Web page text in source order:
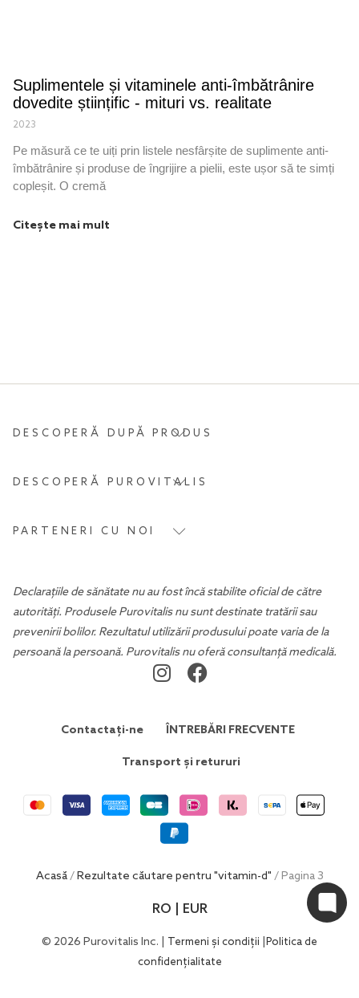
Suplimentele și vitaminele anti-îmbătrânire
dovedite științific - mituri vs. realitate
2023
Pe măsură ce te uiți prin listele nesfârșite de suplimente anti-
îmbătrânire și produse de îngrijire a pielii, este ușor să te simți
copleșit. O cremă
Citește mai mult
DESCOPERĂ DUPĂ PRODUS
DESCOPERĂ PUROVITALIS
PARTENERI CU NOI
Declarațiile de sănătate nu au fost încă stabilite oficial de către
autorități. Produsele Purovitalis nu sunt destinate tratării sau
prevenirii bolilor. Rezultatul utilizării produsului poate varia de la
persoană la persoană. Purovitalis nu oferă consultanță medicală.
Contactați-ne ÎNTREBĂRI FRECVENTE
Transport și retururi
Acasă/Rezultate căutare pentru "vitamin-d" / Pagina 3
RO | EUR
© 2026 Purovitalis Inc. | Termeni și condiții Politica de
confidențialitate